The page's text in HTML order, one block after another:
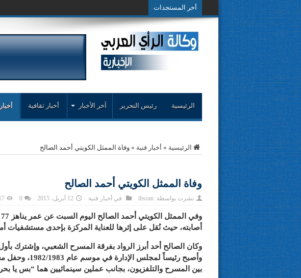
أخر المستجدات
الرئيسية رئيس التحرير آخر الأخبار أخبار ثقافية
الرئيسية » أخبار فنية »وفاة الممثل الكويتي أحمد الصالح
وفاة الممثل الكويتي أحمد الصالح
نشرت بواسطة:ihssan في أخبار فنية 12 أبريل، 2015 0
أصابته، حيث نُقل على إثرها للعناية المركزة بإحدى مستشفيات
وكان الصالح أحد أبرز الرواد بفرقة المسرح الشعبي، وإشترك
بين المسرح والتلفزيون، بجانب عملين سينمائيين هما “بس يا